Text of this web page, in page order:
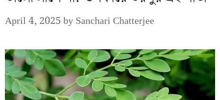
April 4, 2025bySanchari Chatterjee